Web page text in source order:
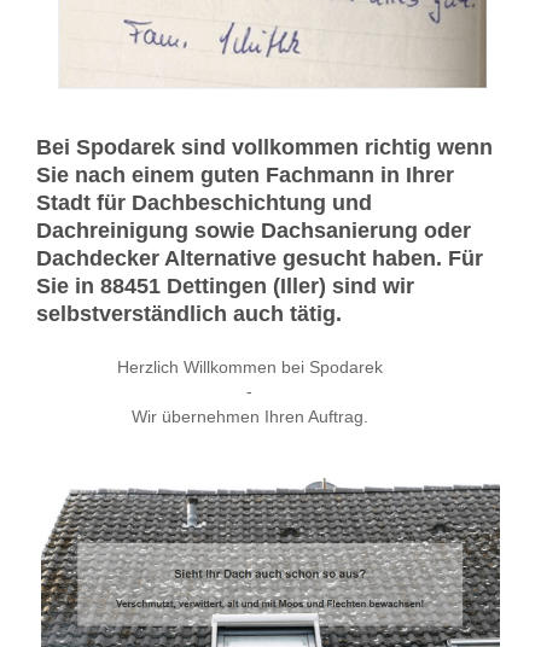
Bei Spodarek sind vollkommen richtig wenn
Sie nach einem guten Fachmann in Ihrer
Stadt für Dachbeschichtung und
Dachreinigung sowie Dachsanierung oder
Dachdecker Alternative gesucht haben. Für
Sie in 88451 Dettingen (Iller) sind wir
selbstverständlich auch tätig.
Herzlich Willkommen bei Spodarek
-
Wir übernehmen Ihren Auftrag.